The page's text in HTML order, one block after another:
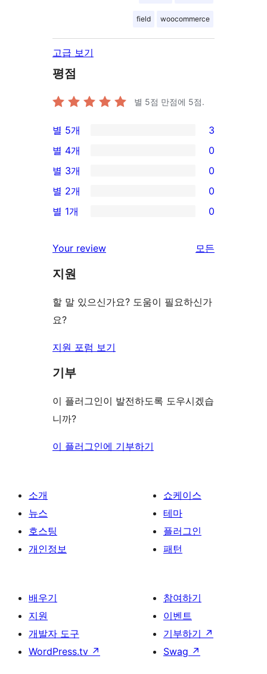
field woocommerce
고급 보기
평점
별 5점 만점에 5점.
3/5-
별
점
후
기
별 5개 3
0/4-
별
점
후
별 4개 0
0/3-
별
점
기
별 3개 0
0/2-
별
후
기
별 2개 0
0/1-
점
후
별 1개 0
Your review 모든
지원
할 말 있으신가요? 도움이 필요하신가
요?
지원 포럼 보기
기부
이 플러그인이 발전하도록 도우시겠습
니까?
이 플러그인에 기부하기
소개
뉴스
호스팅
개인정보
쇼케이스
테마
플러그인
패턴
배우기
지원
개발자 도구
WordPress.tv ↗
참여하기
이벤트
기부하기 ↗
Swag ↗